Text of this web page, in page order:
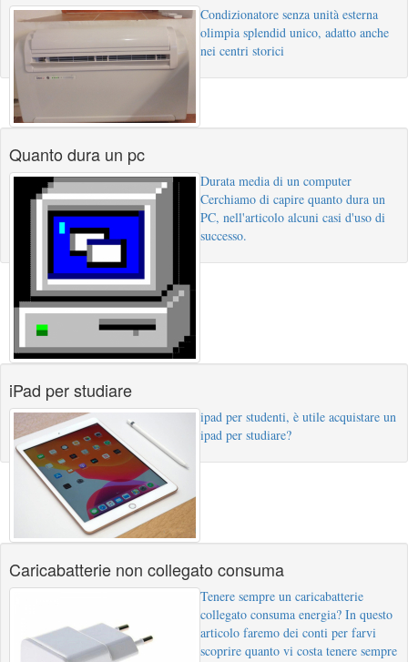
Condizionatore senza unità esterna
olimpia splendid unico, adatto anche
nei centri storici
Quanto dura un pc
Durata media di un computer
Cerchiamo di capire quanto dura un
PC, nell'articolo alcuni casi d'uso di
successo.
iPad per studiare
ipad per studenti, è utile acquistare un
ipad per studiare?
Caricabatterie non collegato consuma
Tenere sempre un caricabatterie
collegato consuma energia? In questo
articolo faremo dei conti per farvi
scoprire quanto vi costa tenere sempre